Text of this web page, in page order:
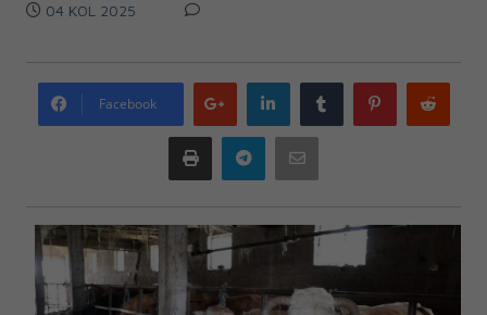
04 KOL 2025
Facebook
Google
plus
LinkedIn Tumblr Pinterest
Print Telegram